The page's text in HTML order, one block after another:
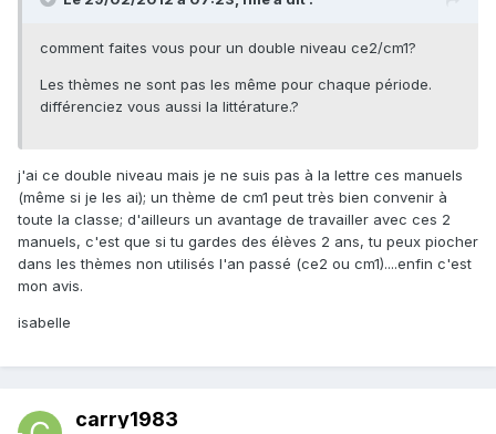
comment faites vous pour un double niveau ce2/cm1?
Les thèmes ne sont pas les même pour chaque période.
différenciez vous aussi la littérature.?
j'ai ce double niveau mais je ne suis pas à la lettre ces manuels
(même si je les ai); un thème de cm1 peut très bien convenir à
toute la classe; d'ailleurs un avantage de travailler avec ces 2
manuels, c'est que si tu gardes des élèves 2 ans, tu peux piocher
dans les thèmes non utilisés l'an passé (ce2 ou cm1)....enfin c'est
mon avis.
isabelle
carry1983